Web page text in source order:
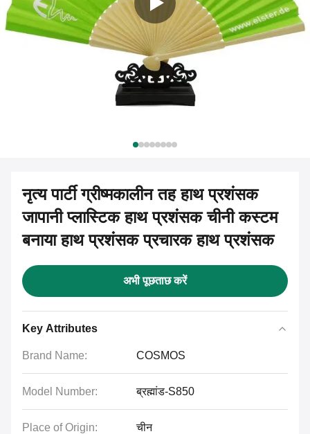
नृत्य पार्टी ग्रीष्मकालीन तह हाथ प्रशंसक
जापानी प्लास्टिक हाथ प्रशंसक चीनी कस्टम
बनाया हाथ प्रशंसक प्रचारक हाथ प्रशंसक
अभी पूछताछ करें
Key Attributes
Brand Name: COSMOS
Model Number: ब्रह्मांड-S850
Place of Origin: चीन